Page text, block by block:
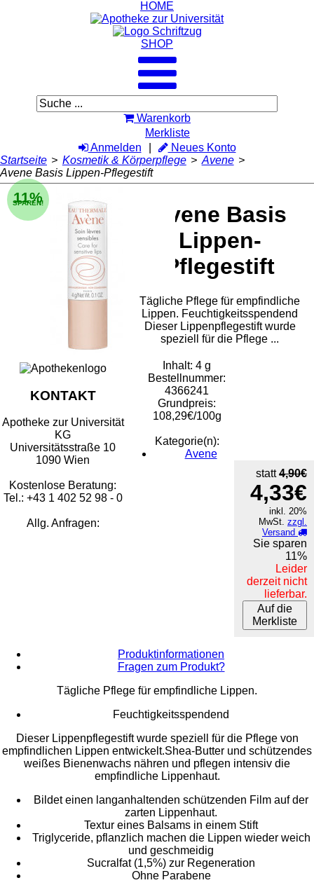
HOME
SHOP
Warenkorb
Merkliste
Anmelden
Neues Konto
Startseite > Kosmetik & Körperpflege > Avene >
Avene Basis Lippen-Pflegestift
Avene Basis
Lippen-
Pflegestift
11%
SPAREN!
Tägliche Pflege für empfindliche
Lippen. Feuchtigkeitsspendend
Dieser Lippenpflegestift wurde
speziell für die Pflege ...
Inhalt: 4 g
Bestellnummer:
4366241
Grundpreis:
108,29€/100g
Kategorie(n):
Avene
statt4,90€
4,33€
inkl. 20%
MwSt. zzgl.
Versand
Sie sparen
11%
Leider
derzeit nicht
lieferbar.
Auf die
Merkliste
Produktinformationen
Fragen zum Produkt?
Tägliche Pflege für empfindliche Lippen.
Feuchtigkeitsspendend
Dieser Lippenpflegestift wurde speziell für die Pflege von
empfindlichen Lippen entwickelt.Shea-Butter und schützendes
weißes Bienenwachs nähren und pflegen intensiv die
empfindliche Lippenhaut.
Bildet einen langanhaltenden schützenden Film auf der
zarten Lippenhaut.
Textur eines Balsams in einem Stift
Triglyceride, pflanzlich machen die Lippen wieder weich
und geschmeidig
Sucralfat (1,5%) zur Regeneration
Ohne Parabene
KONTAKT
Apotheke zur Universität
KG
Universitätsstraße 10
1090 Wien
Kostenlose Beratung:
Tel.: +43 1 402 52 98 - 0
Allg. Anfragen: